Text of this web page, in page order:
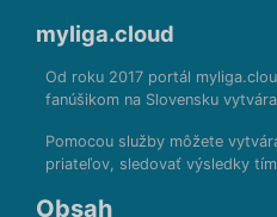
myliga.cloud
Od roku 2017 portál
fanúšikom na Slovensku
Pomocou služby môžete
priateľov, sledovať výsledky
Obsah